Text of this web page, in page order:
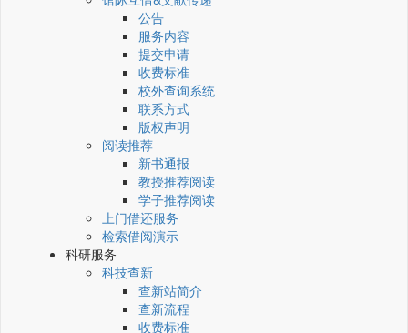
公告
服务内容
提交申请
收费标准
校外查询系统
联系方式
版权声明
阅读推荐
新书通报
教授推荐阅读
学子推荐阅读
上门借还服务
检索借阅演示
科研服务
科技查新
查新站简介
查新流程
收费标准